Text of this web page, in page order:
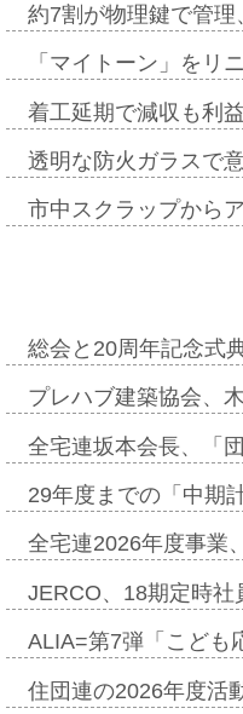
約7割が物理鍵で管
「マイトーン」を
着工延期で減収も利
透明な防火ガラスで
市中スクラップから
総会と20周年記念式
プレハブ建築協会、
全宅連坂本会長、「
29年度までの「中期
全宅連2026年度事業
JERCO、18期定時
ALIA=第7弾「こども
住団連の2026年度活